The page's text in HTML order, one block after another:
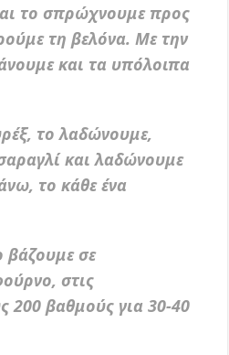
το σπρώχνουμε προς
τη βελόνα. Με την
και τα υπόλοιπα
το λαδώνουμε,
και λαδώνουμε
το κάθε ένα
βάζουμε σε
στις
200 βαθμούς για 30-40